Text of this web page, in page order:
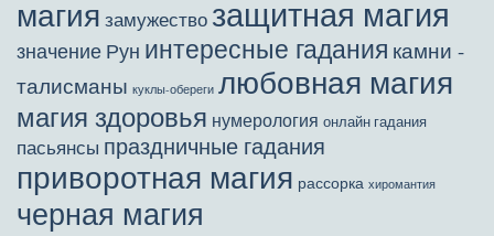
магия замужество защитная магия
значение Рун интересные гадания камни -
талисманы куклы-обереги любовная магия
магия здоровья нумерология онлайн гадания
пасьянсы праздничные гадания
приворотная магия рассорка хиромантия
черная магия